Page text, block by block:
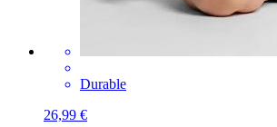
Durable
26,99 €